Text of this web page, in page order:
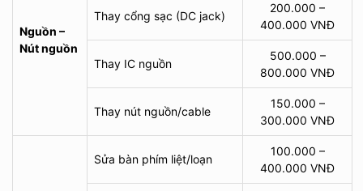
Nguồn –
Nút nguồn
Thay cổng sạc (DC jack)
200.000 –
400.000 VNĐ
Thay IC nguồn
500.000 –
800.000 VNĐ
Thay nút nguồn/cable
150.000 –
300.000 VNĐ
Sửa bàn phím liệt/loạn
100.000 –
400.000 VNĐ